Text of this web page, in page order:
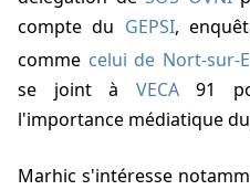
compte du GEPSI,
comme celui de Nort-sur-
se joint à VECA91
l'importance médiatique
Marhic s'intéresse notamment aux sectes ufologiques